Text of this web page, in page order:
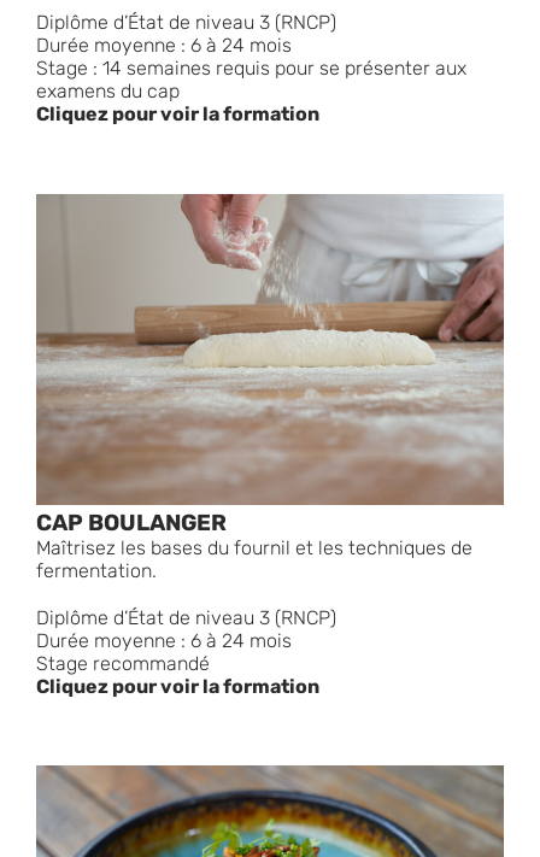
Diplôme d’État de niveau 3 (RNCP)
Durée moyenne : 6 à 24 mois
Stage : 14 semaines requis pour se présenter aux
examens du cap
Cliquez pour voir la formation
CAP BOULANGER
Maîtrisez les bases du fournil et les techniques de
fermentation.
Diplôme d’État de niveau 3 (RNCP)
Durée moyenne : 6 à 24 mois
Stage recommandé
Cliquez pour voir la formation